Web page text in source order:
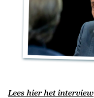
Lees hier het interview